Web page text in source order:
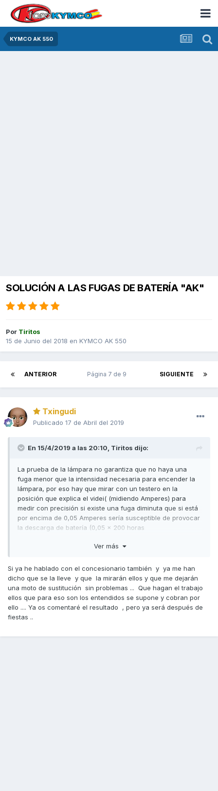
KYMCO AK 550
SOLUCIÓN A LAS FUGAS DE BATERÍA "AK"
Por Tiritos
15 de Junio del 2018 en KYMCO AK 550
ANTERIOR SIGUIENTE
Página 7 de 9
Txingudi
Publicado 17 de Abril del 2019
En 15/4/2019 a las 20:10, Tiritos dijo:
La prueba de la lámpara no garantiza que no haya una
fuga menor que la intensidad necesaria para encender la
lámpara, por eso hay que mirar con un testero en la
posición que explica el videi( (midiendo Amperes) para
medir con precisión si existe una fuga diminuta que si está
por encima de 0,05 Amperes sería susceptible de provocar
la descarga de batería (0,05 x 200 horas
Amperios en una batería tan pequeña ya no arranca.
Ver más
Si ya he hablado con el concesionario también y ya me han
dicho que se la lleve y que la mirarán ellos y que me dejarán
una moto de sustitución sin problemas ... Que hagan el trabajo
ellos que para eso son los entendidos se supone y cobran por
ello .... Ya os comentaré el resultado , pero ya será después de
fiestas ..